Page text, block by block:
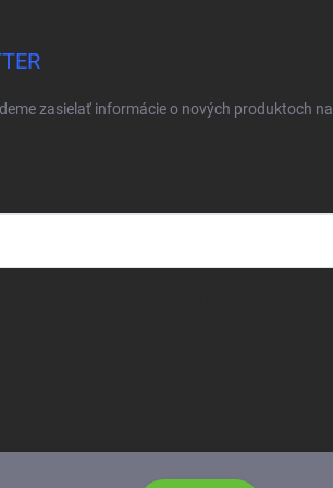
zasielať informácie o nových produktoch na